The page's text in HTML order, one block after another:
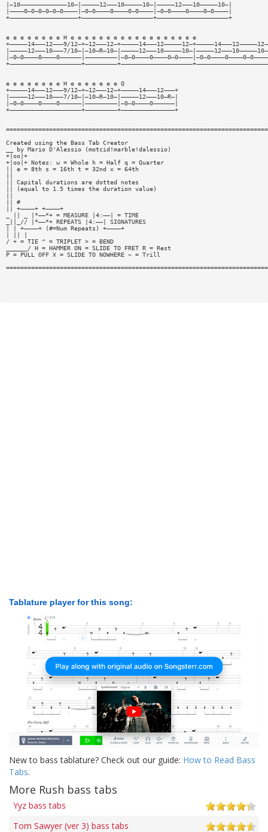
|—10—————————————10—|—————12———10—————10—|—————12———10—————10—|
|————0—0—0—0—0—0————|—0—0————0————0—0————|—0—0————0————0—0————|
+———————————————————+————————————————————+————————————————————+
e e e e e e e e H e e e e e e e e e e e e e e e e e e
+—————14———12———9/
|—————12———10———7/
e e e e e e e e H e e e e e e e Q
+—————14———12———9/12—+—12———12—+—————14———12———+
|—————12———10———7/10—|—10—R—10—|—————12———10—R—|
|—0—0————0————0——————|—————————|—0—0————0——————|
+————————————————————+—————————+———————————————+
Created using the Bass Tab Creator
__ by Mario D'Alessio (motcid!marble!dalessio)
+|oo|+
+|oo|+ Notes: w = Whole h = Half q = Quarter
|| e = 8th s = 16th t = 32nd x = 64th
|| Capital durations are dotted notes
|| (equal to 1.5 times the duration value)
|| #
|| +————+ +————+
_ || _ |*——*+ = MEASURE |4:——| = TIME
_||_// |*——*+ REPEATS |4:——| SIGNATURES
| | +————+ (#=Num Repeats) +————+
/ + = TIE ^ = TRIPLET > = BEND
______/ H = HAMMER ON = SLIDE TO FRET R = Rest
P = PULL OFF X = SLIDE TO NOWHERE ~ = Trill
Tablature player for this song:
New to bass tablature? Check out our guide: How to Read Bass
Tabs.
More Rush bass tabs
Yyz bass tabs
Tom Sawyer (ver 3) bass tabs